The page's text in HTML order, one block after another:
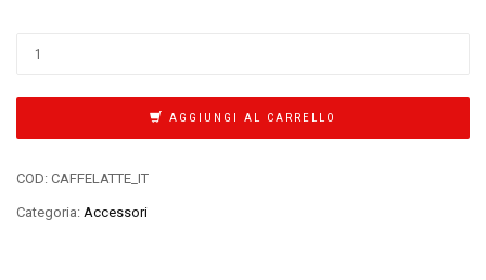
AGGIUNGI AL CARRELLO
COD: CAFFELATTE_IT
Categoria: Accessori